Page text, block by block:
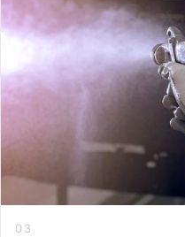
03